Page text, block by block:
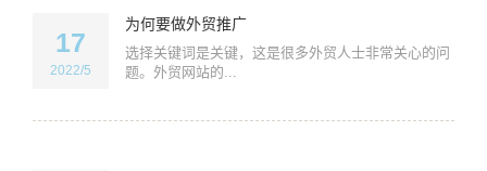
17
2022/5
为何要做外贸推广
选择关键词是关键，这是很多外贸人士非常关心的问
题。外贸网站的...